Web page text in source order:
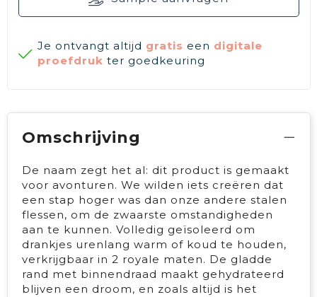
Je ontvangt altijd gratis een digitale
proefdruk ter goedkeuring
Omschrijving
De naam zegt het al: dit product is gemaakt
voor avonturen. We wilden iets creëren dat
een stap hoger was dan onze andere stalen
flessen, om de zwaarste omstandigheden
aan te kunnen. Volledig geïsoleerd om
drankjes urenlang warm of koud te houden,
verkrijgbaar in 2 royale maten. De gladde
rand met binnendraad maakt gehydrateerd
blijven een droom, en zoals altijd is het